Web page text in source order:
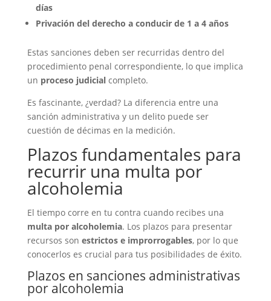
días
Privación del derecho a conducir de 1 a 4 años
Estas sanciones deben ser recurridas dentro del
procedimiento penal correspondiente, lo que implica
un proceso judicialcompleto.
Es fascinante, ¿verdad? La diferencia entre una
sanción administrativa y un delito puede ser
cuestión de décimas en la medición.
Plazos fundamentales para
recurrir una multa por
alcoholemia
El tiempo corre en tu contra cuando recibes una
multa por alcoholemia. Los plazos para presentar
recursos son estrictos e improrrogables, por lo que
conocerlos es crucial para tus posibilidades de éxito.
Plazos en sanciones administrativas
por alcoholemia